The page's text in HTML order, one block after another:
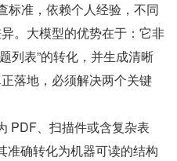
标准，依赖个人经验，不同
。大模型的优势在于：它非
列表”的转化，并生成清晰
落地，必须解决两个关键
PDF、扫描件或含复杂表
准确转化为机器可读的结构